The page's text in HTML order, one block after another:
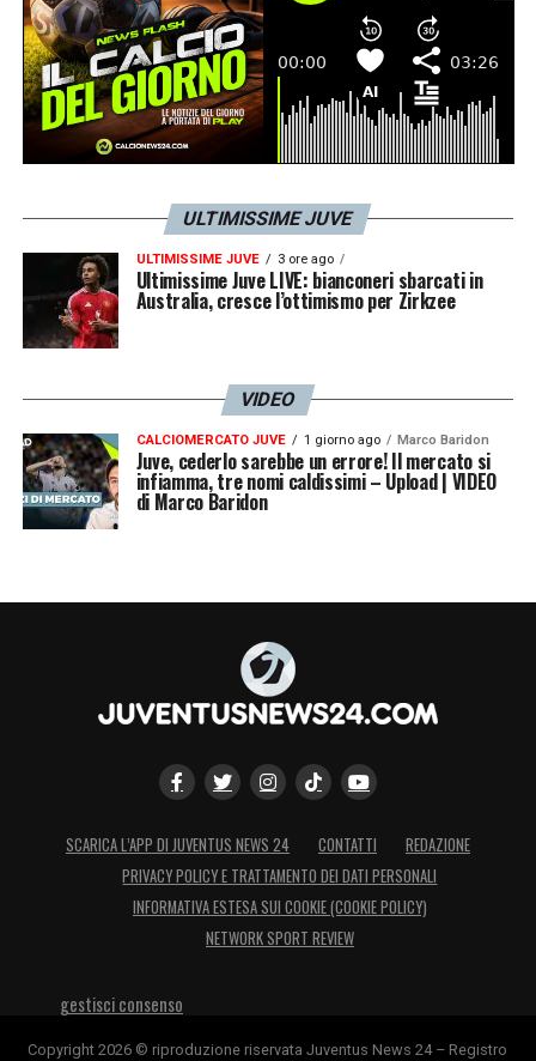
ULTIMISSIME JUVE
ULTIMISSIME JUVE 3 ore ago
Ultimissime Juve LIVE: bianconeri sbarcati in
Australia, cresce l’ottimismo per Zirkzee
VIDEO
CALCIOMERCATO JUVE 1 giorno ago Marco Baridon
Juve, cederlo sarebbe un errore! Il mercato si
infiamma, tre nomi caldissimi – Upload | VIDEO
di Marco Baridon
SCARICA L’APP DI JUVENTUS NEWS 24 CONTATTI
REDAZIONE
PRIVACY POLICY E TRATTAMENTO DEI DATI PERSONALI
INFORMATIVA ESTESA SUI COOKIE (COOKIE POLICY)
NETWORK SPORT REVIEW
gestisci consenso
Copyright 2026 © riproduzione riservata Juventus News 24 – Registro